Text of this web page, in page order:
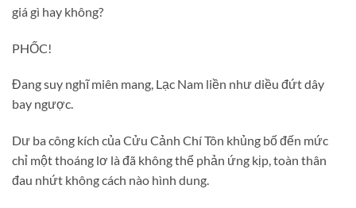
giá gì hay không?
PHỐC!
Đang suy nghĩ miên mang, Lạc Nam liền như diều đứt dây
bay ngược.
Dư ba công kích của Cửu Cảnh Chí Tôn khủng bố đến mức
chỉ một thoáng lơ là đã không thể phản ứng kịp, toàn thân
đau nhứt không cách nào hình dung.